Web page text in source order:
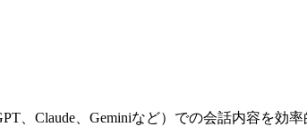
、Claude、Geminiなど）での会話内容を